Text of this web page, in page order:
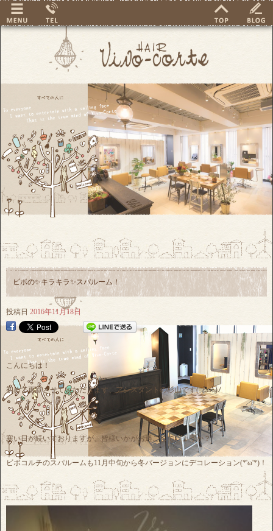
ビボの✨キラキラ✨スパルーム！
投稿日 2016年11月18日
こんにちは！
初めて更新させていただきます、アシスタントの杉山です(=ﾟωﾟ)ﾉ
寒い日が続いておりますが、皆様いかがお過ごしでしょうか？
ビボコルチのスパルームも11月中旬から冬バージョンにデコレーション(*'ω'*)！